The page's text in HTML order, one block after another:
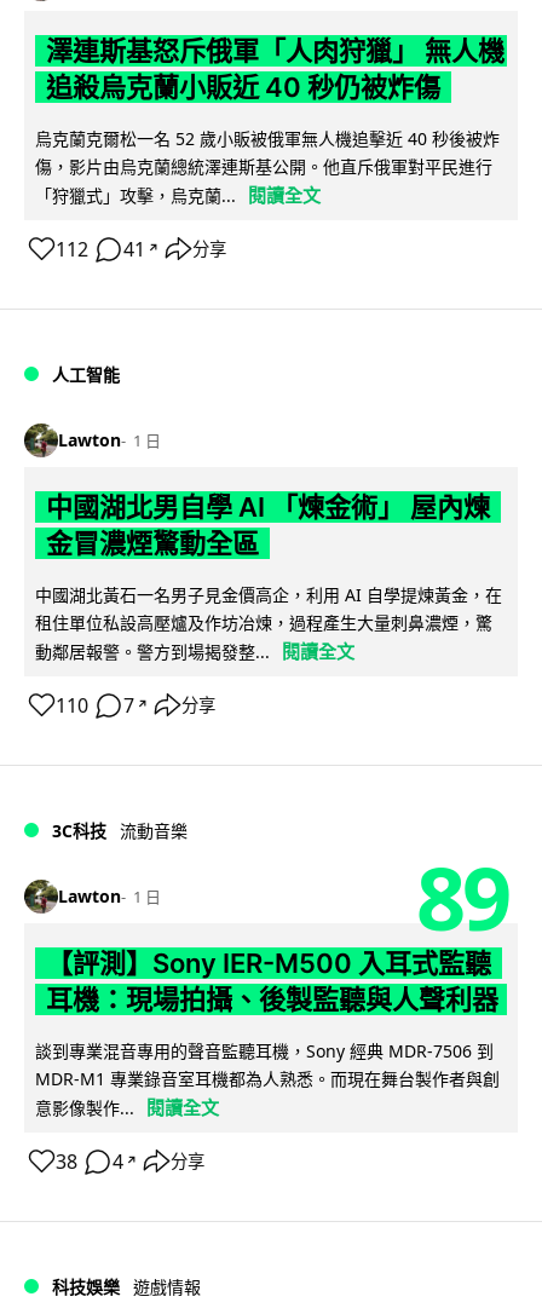
澤連斯基怒斥俄軍「人肉狩獵」 無人機
追殺烏克蘭小販近 40 秒仍被炸傷
烏克蘭克爾松一名 52 歲小販被俄軍無人機追擊近 40 秒後被炸
傷，影片由烏克蘭總統澤連斯基公開。他直斥俄軍對平民進行
「狩獵式」攻擊，烏克蘭...
閱讀全文
112 41 ↗ 分享
人工智能
Lawton 1 日
中國湖北男自學 AI 「煉金術」 屋內煉
金冒濃煙驚動全區
中國湖北黃石一名男子見金價高企，利用 AI 自學提煉黃金，在
租住單位私設高壓爐及作坊冶煉，過程產生大量刺鼻濃煙，驚
動鄰居報警。警方到場揭發整...
閱讀全文
110 7 ↗ 分享
3C科技 流動音樂
Lawton 1 日 89
【評測】Sony IER-M500 入耳式監聽
耳機：現場拍攝、後製監聽與人聲利器
談到專業混音專用的聲音監聽耳機，Sony 經典 MDR-7506 到
MDR-M1 專業錄音室耳機都為人熟悉。而現在舞台製作者與創
意影像製作...
閱讀全文
38 4 ↗ 分享
科技娛樂 遊戲情報